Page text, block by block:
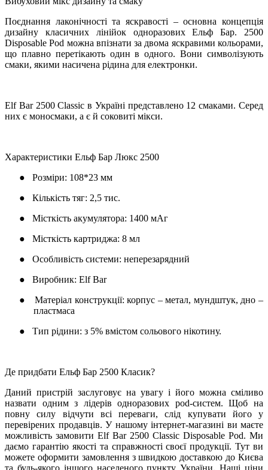
Поєднання лаконічності та яскравості – основна концепція
дизайну класичних лінійок одноразових Ельф Бар. 2500
Disposable Pod можна впізнати за двома яскравими кольорами,
що плавно перетікають один в одного. Вони символізують
смаки, якими насичена рідина для електронки.
Elf Bar 2500 Classic в Україні представлено 12 смаками. Серед
них є моносмаки, а є й соковиті мікси.
Характеристики Ельф Бар Люкс 2500
●
Розміри: 108*23 мм
●
Кількість тяг: 2,5 тис.
●
Місткість акумулятора: 1400 мАг
●
Місткість картриджа: 8 мл
●
Особливість системи: неперезарядний
●
Виробник: Elf Bar
●
Матеріал конструкції: корпус – метал, мундштук, дно –
пластмаса
●
Тип рідини: з 5% вмістом сольового нікотину.
Де придбати Ельф Бар 2500 Класик?
Даний пристрій заслуговує на увагу і його можна сміливо
назвати одним з лідерів одноразових pod-систем. Щоб на
повну силу відчути всі переваги, слід купувати його у
перевірених продавців. У нашому інтернет-магазині ви маєте
можливість замовити Elf ​​Bar 2500 Classic Disposable Pod. Ми
даємо гарантію якості та справжності своєї продукції. Тут ви
можете оформити замовлення з швидкою доставкою до Києва
та будь-якого іншого населеного пункту України. Наші ціни